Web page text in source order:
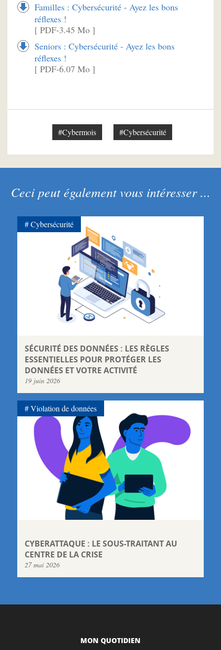
Familles : Cybersécurité - Ayez les bons
réflexes !
[ PDF-3.45 Mo ]
Seniors : Cybersécurité - Ayez les bons
réflexes !
[ PDF-6.07 Mo ]
#Cybermois #Cybersécurité
Ceci peut également vous intéresser ...
SÉCURITÉ DES DONNÉES : LES RÈGLES
ESSENTIELLES POUR PROTÉGER LES
DONNÉES ET VOTRE ACTIVITÉ
19 juin 2026
Cybersécurité
CYBERATTAQUE : LE SOUS-TRAITANT AU
CENTRE DE LA CRISE
27 mai 2026
Violation de données
MON QUOTIDIEN